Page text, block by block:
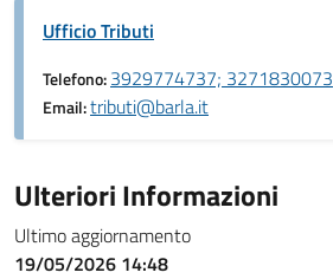
Ufficio Tributi
Telefono:3929774737; 3271830073
Email:tributi@barla.it
Ulteriori Informazioni
Ultimo aggiornamento
19/05/2026 14:48